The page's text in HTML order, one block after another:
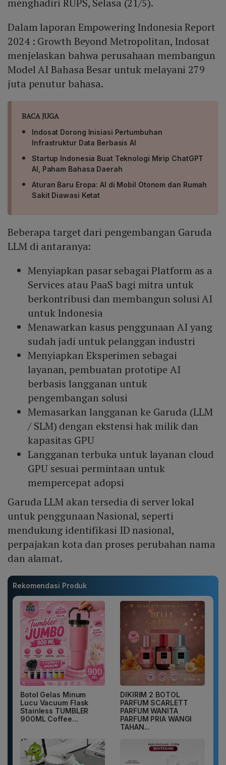
menghadiri RUPS, Selasa (21/5).
Dalam laporan Empowering Indonesia Report
2024 : Growth Beyond Metropolitan, Indosat
menjelaskan bahwa perusahaan membangun
Model AI Bahasa Besar untuk melayani 279
juta penutur bahasa.
BACA JUGA
Indosat Dorong Inisiasi Pertumbuhan
Infrastruktur Data Berbasis AI
Startup Indonesia Buat Teknologi Mirip ChatGPT
AI, Paham Bahasa Daerah
Aturan Baru Eropa: AI di Mobil Otonom dan Rumah
Sakit Diawasi Ketat
Beberapa target dari pengembangan Garuda
LLM di antaranya:
Menyiapkan pasar sebagai Platform as a
Services atau PaaS bagi mitra untuk
berkontribusi dan membangun solusi AI
untuk Indonesia
Menawarkan kasus penggunaan AI yang
sudah jadi untuk pelanggan industri
Menyiapkan Eksperimen sebagai
layanan, pembuatan prototipe AI
berbasis langganan untuk
pengembangan solusi
Memasarkan langganan ke Garuda (LLM
/ SLM) dengan ekstensi hak milik dan
kapasitas GPU
Langganan terbuka untuk layanan cloud
GPU sesuai permintaan untuk
mempercepat adopsi
Garuda LLM akan tersedia di server lokal
untuk penggunaan Nasional, seperti
mendukung identifikasi ID nasional,
perpajakan kota dan proses perubahan nama
dan alamat.
Rekomendasi Produk
Botol Gelas Minum
Lucu Vacuum Flask
Stainless TUMBLER
900ML Coffee...
DIKIRIM 2 BOTOL
PARFUM SCARLETT
PARFUM WANITA
PARFUM PRIA WANGI
TAHAN...